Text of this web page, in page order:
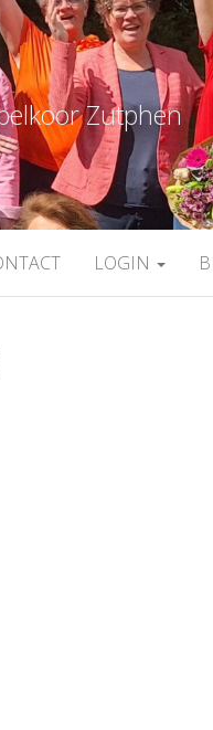
Zutphen
LOGIN